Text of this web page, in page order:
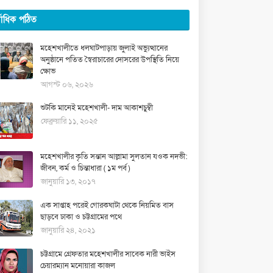
পঠিত
মহেশখালীতে ধলঘাটপাড়ায় জুলাই অভ্যুত্থানের
অনুষ্ঠানে পতিত স্বৈরাচারের দোসরের উপস্থিতি নিয়ে
ক্ষোভ
আগস্ট ০৬, ২০২৬
শুটকি মানেই মহেশখালী- দাম আকাশচুম্বী
ফেব্রুয়ারি ১১, ২০২৫
মহেশখালীর কৃতি সন্তান আল্লামা সুলতান যওক নদভী:
জীবন, কর্ম ও চিন্তাধারা ( ১ম পর্ব )
জানুয়ারি ১৩, ২০১৭
এক সাপ্তাহ পরেই গোরকঘাটা থেকে নিয়মিত বাস
ছাড়বে ঢাকা ও চট্টগ্রামের পথে
জানুয়ারি ২৪, ২০২১
চট্টগ্রামে গ্রেফতার মহেশখালীর সাবেক নারী ভাইস
চেয়ারম্যান মনোয়ারা কাজল